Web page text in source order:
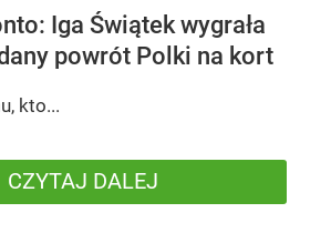
Iga Świątek wygrała
powrót Polki na kort
kto...
CZYTAJ DALEJ